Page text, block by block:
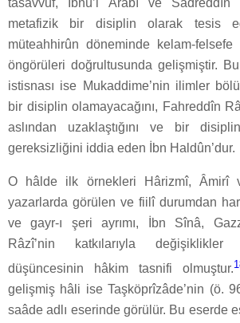
tasavvuf, İbnü’l Arabî ve Sadreddîn
metafizik bir disiplin olarak tesis
müteahhirûn döneminde kelam-felsefe
öngörüleri doğrultusunda gelişmiştir.
istisnası ise Mukaddime’nin ilimler
bir disiplin olamayacağını, Fahreddîn
aslından uzaklaştığını ve bir
gereksizliğini iddia eden İbn Haldûn’dur.
O hâlde ilk örnekleri Hârizmî, Âmirî
yazarlarda görülen ve fiilî durumdan
ve gayr-ı şeri ayrımı, İbn Sînâ,
Râzî’nin katkılarıyla
düşüncesinin hâkim tasnifi olmuştur.
gelişmiş hâli ise Taşköprîzâde’nin (ö.
saâde adlı eserinde görülür. Bu eserde